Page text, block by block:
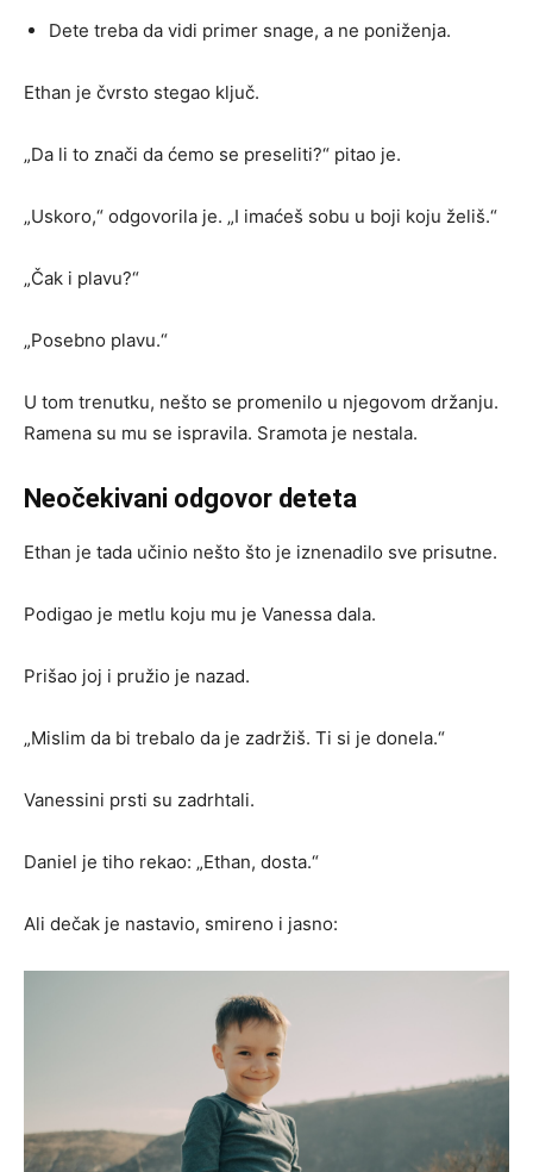
Dete treba da vidi primer snage, a ne poniženja.
Ethan je čvrsto stegao ključ.
„Da li to znači da ćemo se preseliti?“ pitao je.
„Uskoro,“ odgovorila je. „I imaćeš sobu u boji koju želiš.“
„Čak i plavu?“
„Posebno plavu.“
U tom trenutku, nešto se promenilo u njegovom držanju.
Ramena su mu se ispravila. Sramota je nestala.
Neočekivani odgovor deteta
Ethan je tada učinio nešto što je iznenadilo sve prisutne.
Podigao je metlu koju mu je Vanessa dala.
Prišao joj i pružio je nazad.
„Mislim da bi trebalo da je zadržiš. Ti si je donela.“
Vanessini prsti su zadrhtali.
Daniel je tiho rekao: „Ethan, dosta.“
Ali dečak je nastavio, smireno i jasno: